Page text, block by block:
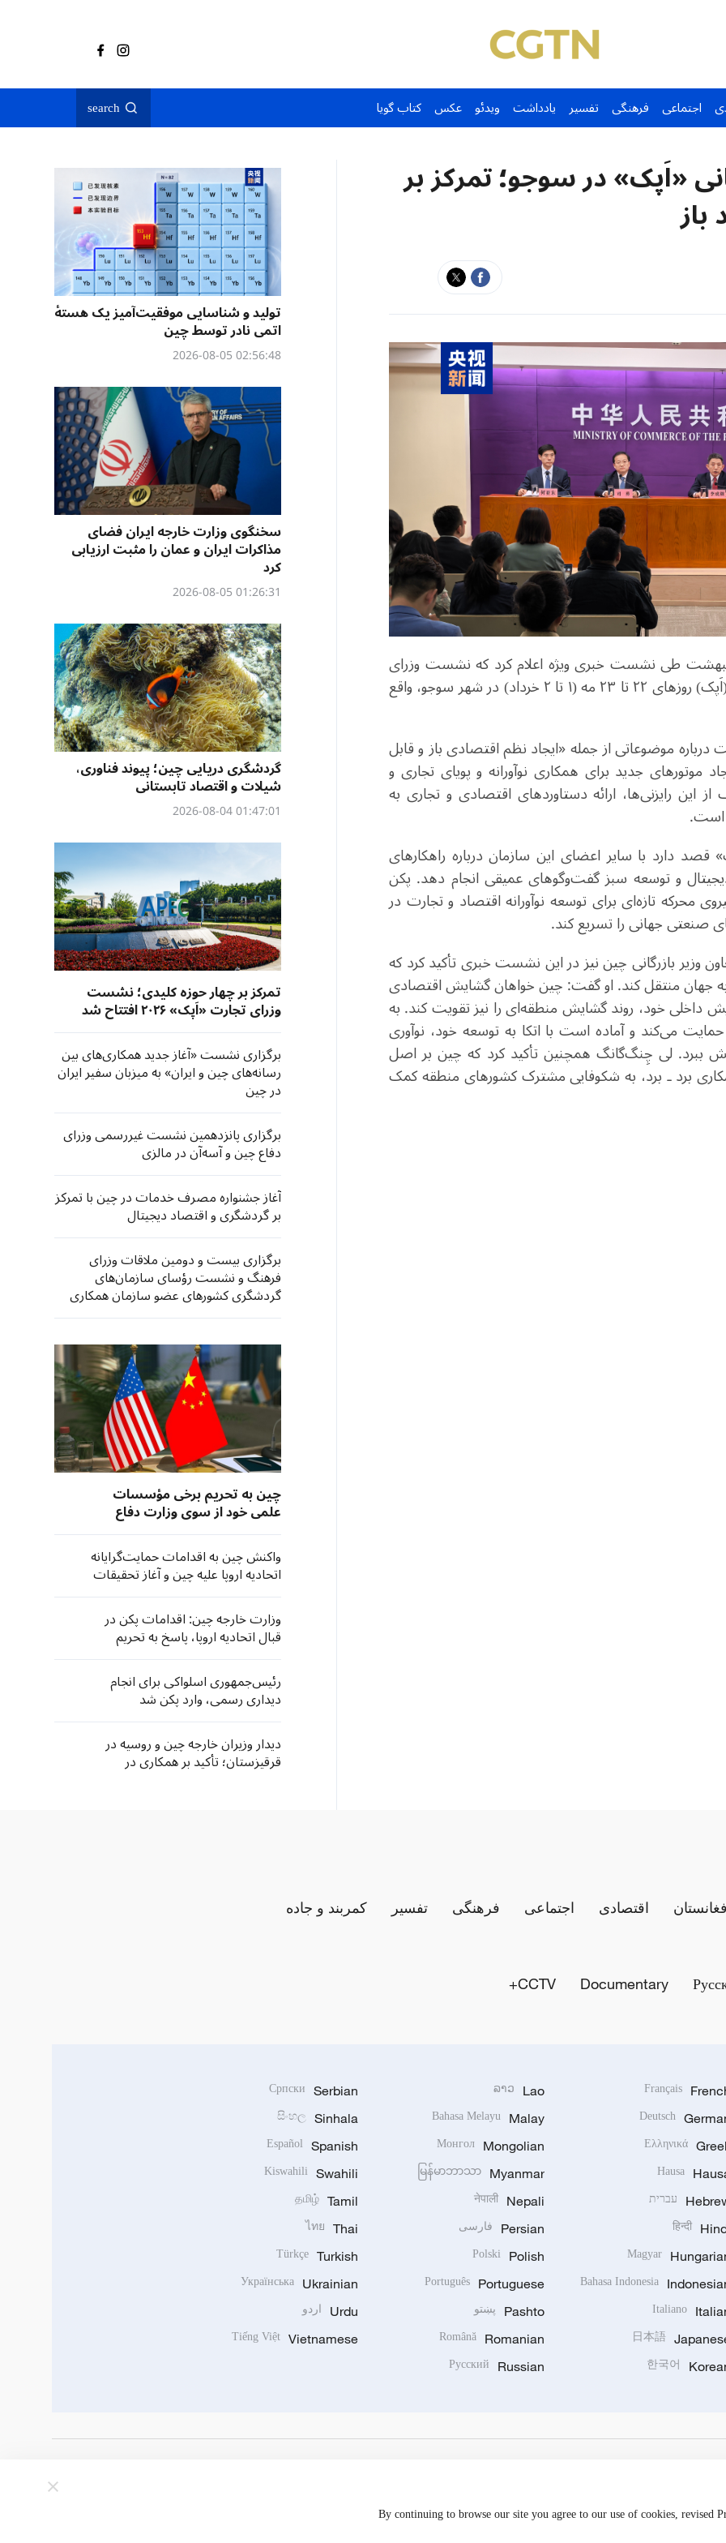
اجتماعی فرهنگی تفسیر یادداشت ویدئو عکس کتاب گویا search
«اَپک» در سوجو؛ تمرکز بر
مه برابر با نوزدهم اردیبهشت طی نشست خبری ویژه اعلام کرد که نشست وزرای
بازرگانی سازمان همکاری اقتصادی آسیا ـ اقیانوس آرام (اَپک) روزهای ۲۲ تا ۲۳ مه (۱ تا ۲ خرداد) در شهر سوجو، واقع
موضوعاتی از جمله «ایجاد نظم اقتصادی باز و قابل
جدید برای همکاری نوآورانه و پویای تجاری و
این رایزنی‌ها، ارائه دستاوردهای اقتصادی و تجاری به
است.
دارد با سایر اعضای این سازمان درباره راهکارهای
و توسعه سبز گفت‌وگوهای عمیقی انجام دهد. پکن
محرکه تازه‌ای برای توسعه نوآورانه اقتصاد و تجارت در
صنعتی جهانی را تسریع کند.
وزیر بازرگانی چین نیز در این نشست خبری تأکید کرد که
جهان منتقل کند. او گفت: چین خواهان گشایش اقتصادی
خود، روند گشایش منطقه‌ای را نیز تقویت کند. به
می‌کند و آماده است با اتکا به توسعه خود، نوآوری
ببرد. لی چِنگ‌گانگ همچنین تأکید کرد که چین بر اصل
برد ـ برد، به شکوفایی مشترک کشورهای منطقه کمک
تولید و شناسایی موفقیت‌آمیز یک هستهٔ
اتمی نادر توسط چین
02:56:48 2026-08-05
سخنگوی وزارت خارجه ایران فضای
مذاکرات ایران و عمان را مثبت ارزیابی
کرد
01:26:31 2026-08-05
گردشگری دریایی چین؛ پیوند فناوری،
شیلات و اقتصاد تابستانی
01:47:01 2026-08-04
تمرکز بر چهار حوزه کلیدی؛ نشست
وزرای تجارت «اَپک» ۲۰۲۶ افتتاح شد
برگزاری نشست «آغاز جدید همکاری‌های بین‌
رسانه‌های چین و ایران» به میزبان سفیر ایران
در چین
برگزاری پانزدهمین نشست غیررسمی وزرای
دفاع چین و آسه‌آن در مالزی
آغاز جشنواره مصرف خدمات در چین با تمرکز
بر گردشگری و اقتصاد دیجیتال
برگزاری بیست و دومین ملاقات وزرای
فرهنگ و نشست رؤسای سازمان‌های
گردشگری کشورهای عضو سازمان همکاری
شانگهای در چینگ‌دائو
چین به تحریم برخی مؤسسات
علمی خود از سوی وزارت دفاع
آمریکا، واکنش نشان داد
واکنش چین به اقدامات حمایت‌گرایانه
اتحادیه اروپا علیه چین و آغاز تحقیقات
۳۰۱ آمریکا به بهانه "ظرفیت مازاد"
وزارت خارجه چین: اقدامات پکن در
قبال اتحادیه اروپا، پاسخ به تحریم
شرکت‌های چینی است
رئیس‌جمهوری اسلواکی برای انجام
دیداری رسمی، وارد پکن شد
دیدار وزیران خارجه چین و روسیه در
قرقیزستان؛ تأکید بر همکاری در
اقتصادی اجتماعی فرهنگی تفسیر کمربند و جاده
Documentary
CCTV+
Français
Deutsch
Ελληνικά
Hausa
עברית
हिन्दी
Magyar
Bahasa Indonesia
Italiano
日本語
한국어
Lao
ລາວ
Malay
Bahasa Melayu
Mongolian
Монгол
Myanmar
မြန်မာဘာသာ
Nepali
नेपाली
Persian فارسی
Polish
Polski
Portuguese
Português
Pashto پښتو
Romanian
Română
Russian
Русский
Serbian
Српски
Sinhala
සිංහල
Spanish
Español
Swahili
Kiswahili
Tamil
தமிழ்
Thai
ไทย
Turkish
Türkçe
Ukrainian
Українська
Urdu اردو
Vietnamese
Tiếng Việt
By continuing to browse our site you agree to our use of cookies, revised